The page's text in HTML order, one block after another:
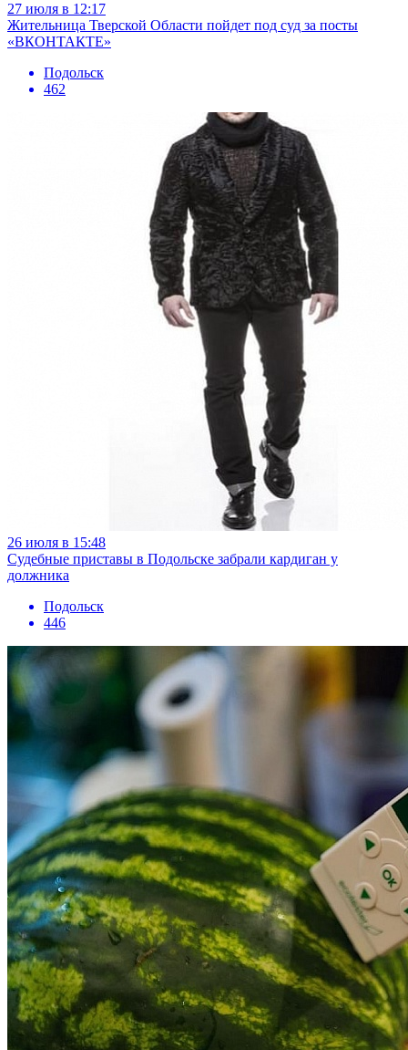
27 июля в 12:17
Жительница Тверской Области пойдет под суд за посты
«ВКОНТАКТЕ»
Подольск
462
26 июля в 15:48
Судебные приставы в Подольске забрали кардиган у
должника
Подольск
446